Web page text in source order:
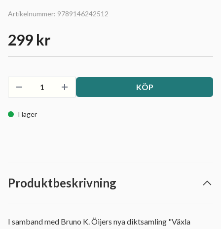
Artikelnummer: 9789146242512
299 kr
KÖP
I lager
Produktbeskrivning
I samband med Bruno K. Öijers nya diktsamling "Växla